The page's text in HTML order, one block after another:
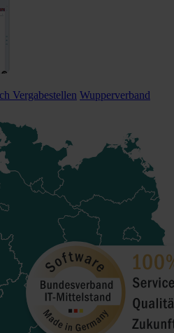
Vergabestellen Wupperverband